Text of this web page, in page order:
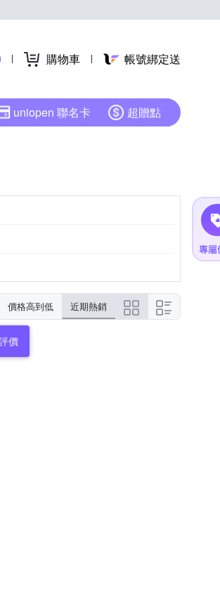
購物車 帳號綁定送
uniopen 聯名卡 超贈點
價格高到低 近期熱銷
價